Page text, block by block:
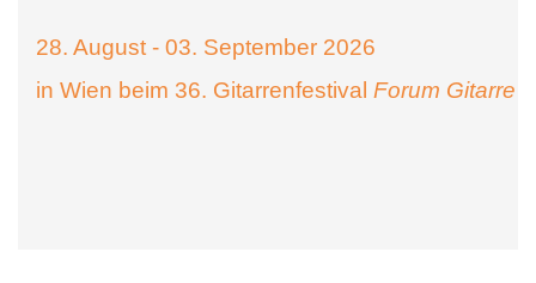
28. August - 03. September 2026
in Wien beim 36. Gitarrenfestival Forum Gitarre